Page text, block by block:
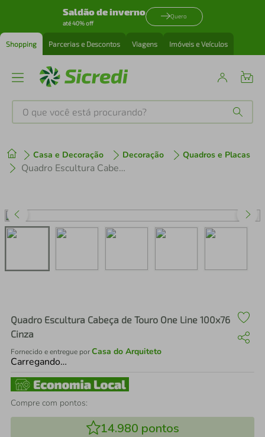
Saldão de inverno
até 40% off
Quero
Shopping Parcerias e Descontos Viagens Imóveis e Veículos
O que você está procurando?
Casa e Decoração Decoração Quadros e Placas
Quadro Escultura Cabeça de Touro One Line 100x76 Cinza
Quadro Escultura Cabeça de Touro One Line 100x76
Cinza
Fornecido e entregue porCasa do Arquiteto
Carregando…
Compre com pontos:
14.980 pontos
1º tenis
perfume